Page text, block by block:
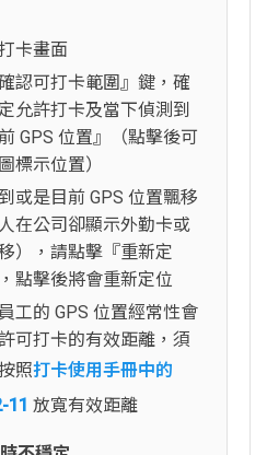
卡畫面
認可打卡範圍』鍵，確
允許打卡及當下偵測到
GPS 位置』（點擊後可
標示位置）
或是目前 GPS 位置飄移
人在公司卻顯示外勤卡或
），請點擊『重新定
點擊後將會重新定位
工的 GPS 位置經常性會
可打卡的有效距離，須
照打卡使用手冊中的
11 放寬有效距離